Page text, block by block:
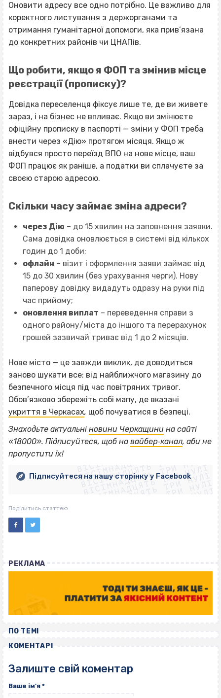
Оновити адресу все одно потрібно. Це важливо для
коректного листування з держорганами та
отримання гуманітарної допомоги, яка прив’язана
до конкретних районів чи ЦНАПів.
Що робити, якщо я ФОП та змінив місце
реєстрації (прописку)?
Довідка переселенця фіксує лише те, де ви живете
зараз, і на бізнес не впливає. Якщо ви змінюєте
офіційну прописку в паспорті — зміни у ФОП треба
внести через «Дію» протягом місяця. Якщо ж
відбувся просто переїзд ВПО на нове місце, ваш
ФОП працює як раніше, а податки ви сплачуєте за
своєю старою адресою.
Скільки часу займає зміна адреси?
через Дію – до 15 хвилин на заповнення заявки.
Сама довідка оновлюється в системі від кількох
годин до 1 доби;
офлайн – візит і оформлення заяви займає від
15 до 30 хвилин (без урахування черги). Нову
паперову довідку видадуть одразу на руки під
час прийому;
оновлення виплат – переведення справи з
одного району/міста до іншого та перерахунок
грошей зазвичай триває від 1 до 2 місяців.
Нове місто — це завжди виклик, де доводиться
заново шукати все: від найближчого магазину до
безпечного місця під час повітряних тривог.
Обов’язково збережіть собі мапу, де вказані
укриття в Черкасах, щоб почуватися в безпеці.
Знаходьте актуальні новини Черкащини на сайті
«18000». Підписуйтеся, щоб на вайбер‐канал, аби не
пропустити їх!
ВІСІМНАДЦЯТЬ ТРИ НУЛІ
ВІСІМНАДЦЯТЬ ТРИ НУЛІ
ВІСІМНАДЦЯТЬ ТРИ НУЛІ
ВІСІМНАДЦЯТЬ ТРИ НУЛІ
ВІСІМНАДЦЯТЬ ТРИ НУЛІ
ВІСІМНАДЦЯТЬ ТРИ НУЛІ
ВІСІМНАДЦЯТЬ ТРИ НУЛІ
ВІСІМНАДЦЯТЬ ТРИ НУЛІ
Підписуйтеся на нашу сторінку у Facebook
Поділитись статтею
РЕКЛАМА
ПО ТЕМІ
КОМЕНТАРІ
Залиште свій коментар
Ваше ім'я *